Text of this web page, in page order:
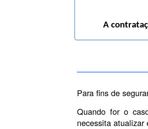
A
Para fins de
Quando for o
necessita